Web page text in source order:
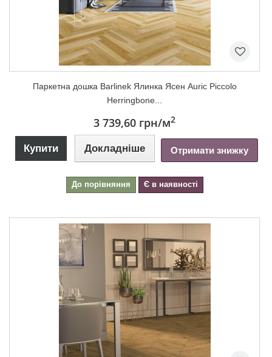
Паркетна дошка Barlinek Ялинка Ясен Auric Piccolo
Herringbone...
3 739,60 грн/м2
Купити Докладніше Отримати знижку
До порівняння Є в наявності